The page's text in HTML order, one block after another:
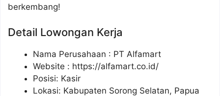
berkembang!
Detail Lowongan Kerja
Nama Perusahaan : PT Alfamart
Website : https://alfamart.co.id/
Posisi: Kasir
Lokasi: Kabupaten Sorong Selatan, Papua